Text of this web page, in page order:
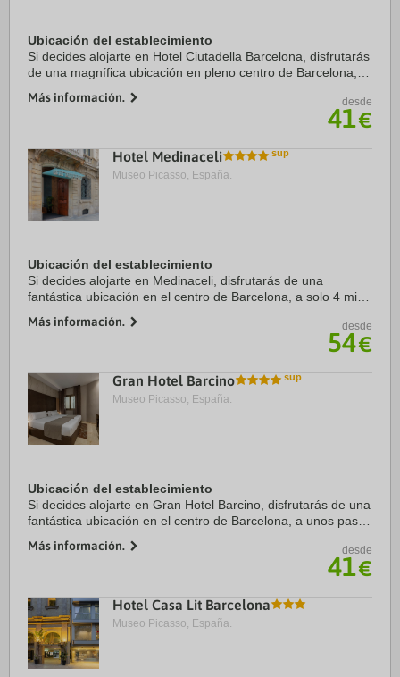
Ubicación del establecimiento
Si decides alojarte en Hotel Ciutadella Barcelona, disfrutarás
de una magnífica ubicación en pleno centro de Barcelona, a
de Barcelona. Además, ...
Más información. desde
41€
Hotel Medinaceli
Museo Picasso, España.
Ubicación del establecimiento
Si decides alojarte en Medinaceli, disfrutarás de una
fantástica ubicación en el centro de Barcelona, a solo 4 min
Además, este hotel se encuentra a 0,8 ...
Más información. desde
54€
Gran Hotel Barcino
Museo Picasso, España.
Ubicación del establecimiento
Si decides alojarte en Gran Hotel Barcino, disfrutarás de una
fantástica ubicación en el centro de Barcelona, a unos pasos
Además, este hotel se ...
Más información. desde
41€
Hotel Casa Lit Barcelona
Museo Picasso, España.